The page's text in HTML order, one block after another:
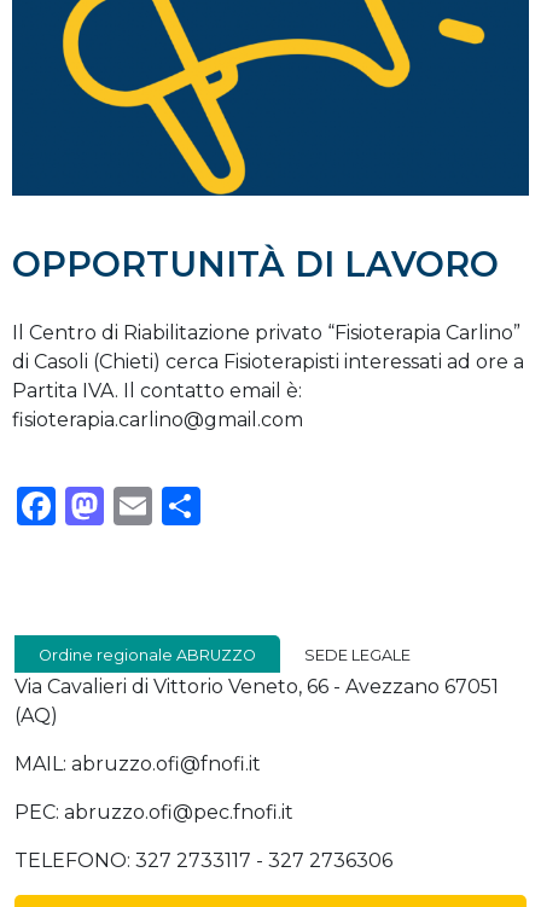
OPPORTUNITÀ DI LAVORO
Il Centro di Riabilitazione privato “Fisioterapia Carlino”
di Casoli (Chieti) cerca Fisioterapisti interessati ad ore a
Partita IVA. Il contatto email è:
fisioterapia.carlino@gmail.com
Facebook
Mastodon
Email
Ordine regionale ABRUZZO SEDE LEGALE
Via Cavalieri di Vittorio Veneto, 66 - Avezzano 67051
(AQ)
MAIL: abruzzo.ofi@fnofi.it
PEC: abruzzo.ofi@pec.fnofi.it
TELEFONO: 327 2733117 - 327 2736306